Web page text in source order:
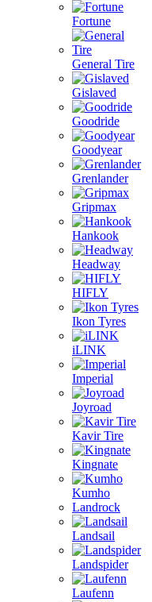
Fortune
General Tire
Gislaved
Goodride
Goodyear
Grenlander
Gripmax
Hankook
Headway
HIFLY
Ikon Tyres
iLINK
Imperial
Joyroad
Kavir Tire
Kingnate
Kumho
Landrock
Landsail
Landspider
Laufenn